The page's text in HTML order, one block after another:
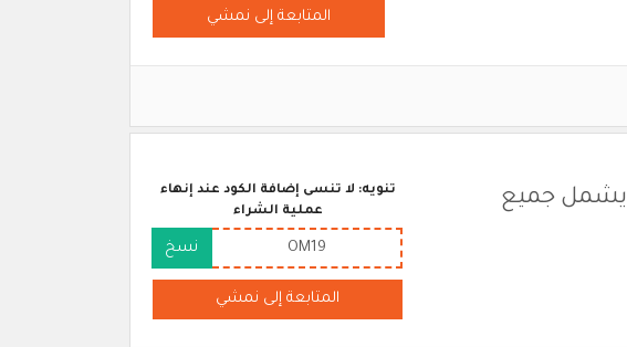
المتابعة إلى نمشي
يشمل جميع
تنويه: لا تنسى إضافة الكود عند إنهاء
عملية الشراء
OM19 نسخ
المتابعة إلى نمشي